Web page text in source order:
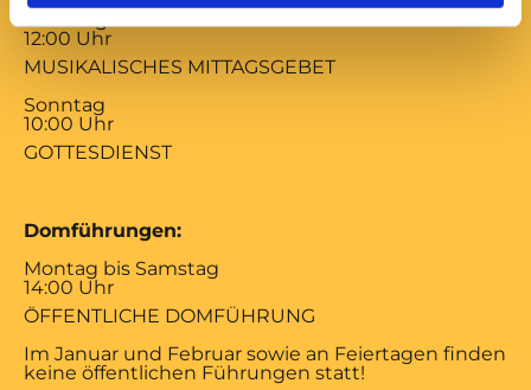
12:00 Uhr
MUSIKALISCHES MITTAGSGEBET
Sonntag
10:00 Uhr
GOTTESDIENST
Domführungen:
Montag bis Samstag
14:00 Uhr
ÖFFENTLICHE DOMFÜHRUNG
Im Januar und Februar sowie an Feiertagen finden
keine öffentlichen Führungen statt!